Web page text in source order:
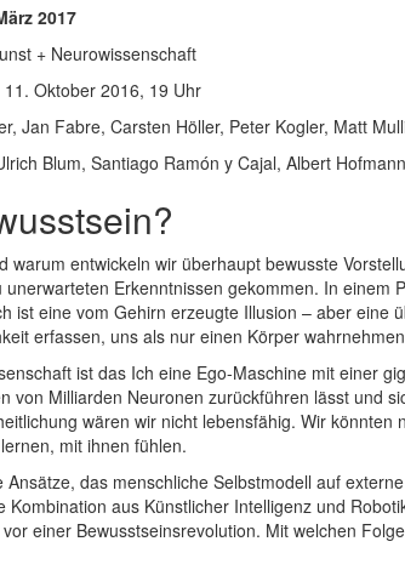
2017
+ Neurowissenschaft
Oktober 2016, 19 Uhr
Jan Fabre, Carsten Höller, Peter Kogler, Matt
Blum, Santiago Ramón y Cajal, Albert
warum entwickeln wir überhaupt bewusste
Erkenntnissen gekommen. In einem
ist eine vom Gehirn erzeugte Illusion – aber eine
erfassen, uns als nur einen Körper
ist das Ich eine Ego-Maschine mit einer
von Milliarden Neuronen zurückführen lässt und
wären wir nicht lebensfähig. Wir
mit ihnen fühlen.
Ansätze, das menschliche Selbstmodell auf
Kombination aus Künstlicher Intelligenz und
einer Bewusstseinsrevolution. Mit welchen